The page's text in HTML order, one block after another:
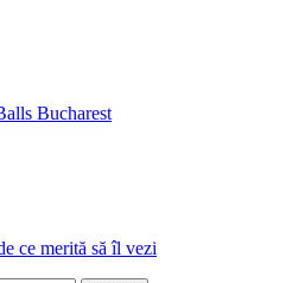
Bucharest
ce merită să îl vezi